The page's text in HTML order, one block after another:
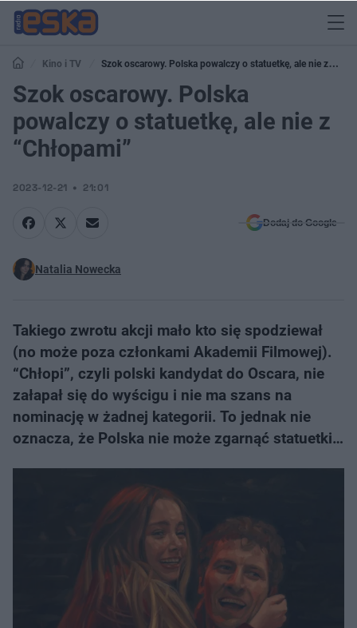
Kino i TV
Szok oscarowy. Polska powalczy o statuetkę, ale nie z
“Chłopami”
Szok oscarowy. Polska
powalczy o statuetkę, ale nie z
“Chłopami”
2023-12-21 21:01
Dodaj do Google
Natalia Nowecka
Takiego zwrotu akcji mało kto się spodziewał
(no może poza członkami Akademii Filmowej).
“Chłopi”, czyli polski kandydat do Oscara, nie
załapał się do wyścigu i nie ma szans na
nominację w żadnej kategorii. To jednak nie
oznacza, że Polska nie może zgarnąć statuetki…